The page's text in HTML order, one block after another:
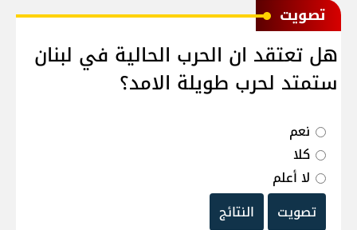
ﺗﺼﻮﻳﺖ
هل تعتقد ان الحرب الحالية في لبنان
ستمتد لحرب طويلة الامد؟
نعم
كلا
لا أعلم
تصويت
النتائج